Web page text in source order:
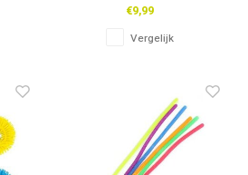
€9,99
Vergelijk